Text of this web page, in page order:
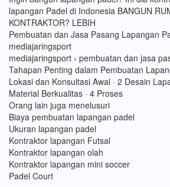
lapangan Padel di Indonesia BANGUN
KONTRAKTOR? LEBIH
Pembuatan dan Jasa Pasang Lapangan
mediajaringsport
mediajaringsport › pembuatan dan jasa
Tahapan Penting dalam Pembuatan
Lokasi dan Konsultasi Awal · 2 Desain
Material Berkualitas · 4 Proses
Orang lain juga menelusuri
Biaya pembuatan lapangan padel
Ukuran lapangan padel
Kontraktor lapangan Futsal
Kontraktor lapangan olah
Kontraktor lapangan mini soccer
Padel Court